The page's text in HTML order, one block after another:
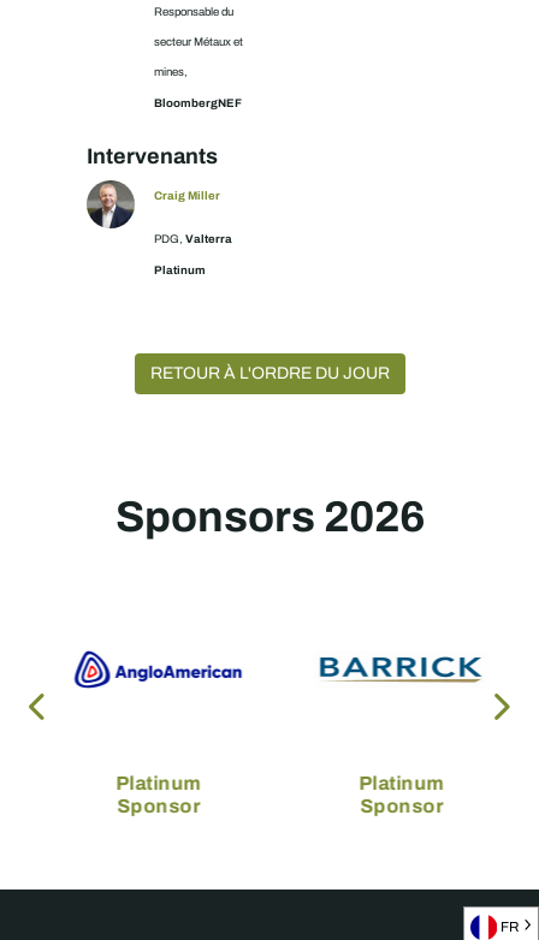
Responsable du
secteur Métaux et
mines,
BloombergNEF
Intervenants
Craig Miller
PDG, Valterra
Platinum
RETOUR À L'ORDRE DU JOUR
Sponsors 2026
Platinum
Sponsor
Platinum
Sponsor
FR